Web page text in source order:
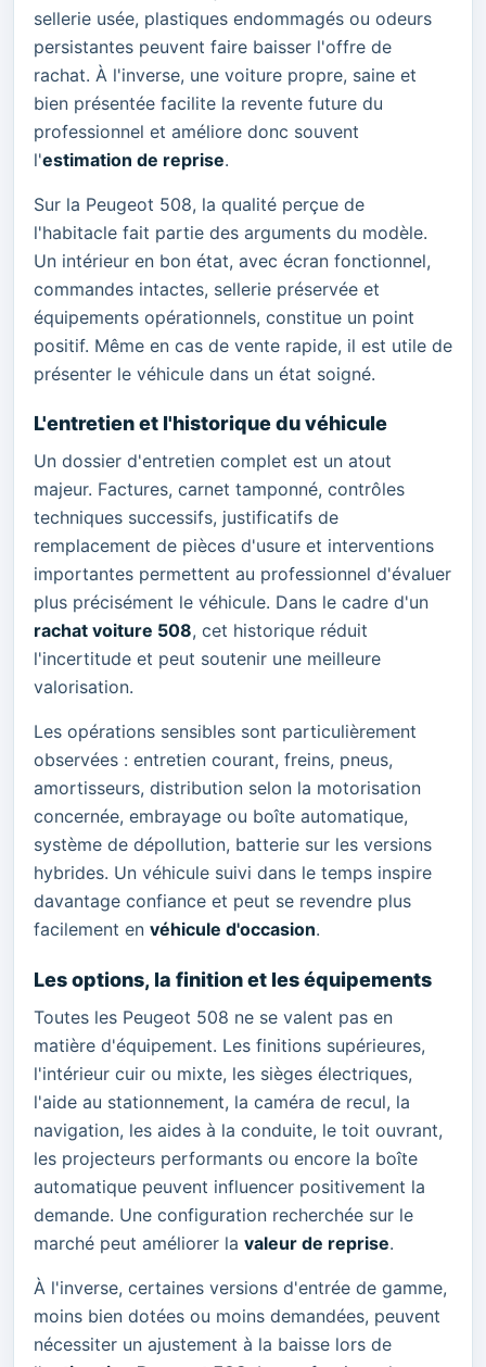
sellerie usée, plastiques endommagés ou odeurs
persistantes peuvent faire baisser l'offre de
rachat. À l'inverse, une voiture propre, saine et
bien présentée facilite la revente future du
professionnel et améliore donc souvent
l'estimation de reprise.
Sur la Peugeot 508, la qualité perçue de
l'habitacle fait partie des arguments du modèle.
Un intérieur en bon état, avec écran fonctionnel,
commandes intactes, sellerie préservée et
équipements opérationnels, constitue un point
positif. Même en cas de vente rapide, il est utile de
présenter le véhicule dans un état soigné.
L'entretien et l'historique du véhicule
Un dossier d'entretien complet est un atout
majeur. Factures, carnet tamponné, contrôles
techniques successifs, justificatifs de
remplacement de pièces d'usure et interventions
importantes permettent au professionnel d'évaluer
plus précisément le véhicule. Dans le cadre d'un
rachat voiture 508, cet historique réduit
l'incertitude et peut soutenir une meilleure
valorisation.
Les opérations sensibles sont particulièrement
observées : entretien courant, freins, pneus,
amortisseurs, distribution selon la motorisation
concernée, embrayage ou boîte automatique,
système de dépollution, batterie sur les versions
hybrides. Un véhicule suivi dans le temps inspire
davantage confiance et peut se revendre plus
facilement en véhicule d'occasion.
Les options, la finition et les équipements
Toutes les Peugeot 508 ne se valent pas en
matière d'équipement. Les finitions supérieures,
l'intérieur cuir ou mixte, les sièges électriques,
l'aide au stationnement, la caméra de recul, la
navigation, les aides à la conduite, le toit ouvrant,
les projecteurs performants ou encore la boîte
automatique peuvent influencer positivement la
demande. Une configuration recherchée sur le
marché peut améliorer la valeur de reprise.
À l'inverse, certaines versions d'entrée de gamme,
moins bien dotées ou moins demandées, peuvent
nécessiter un ajustement à la baisse lors de